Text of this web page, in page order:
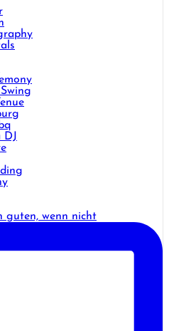
guten, wenn nicht